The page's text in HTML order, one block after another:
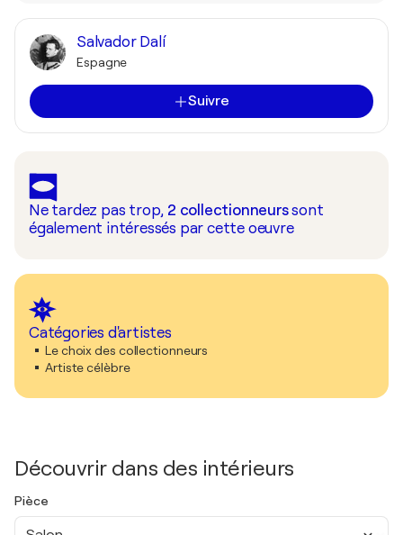
Salvador Dalí
Espagne
Suivre
Ne tardez pas trop, 2 collectionneurssont
également intéressés par cette oeuvre
Catégories d'artistes
Le choix des collectionneurs
Artiste célèbre
Découvrir dans des intérieurs
Pièce